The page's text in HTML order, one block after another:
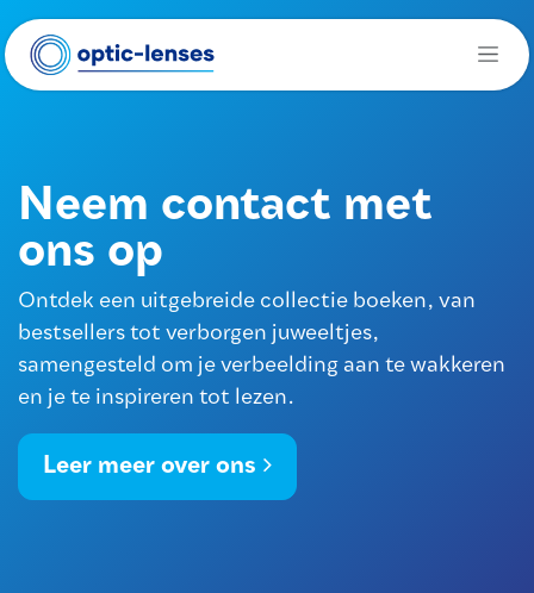
Neem contact met
ons op
Ontdek een uitgebreide collectie boeken, van
bestsellers tot verborgen juweeltjes,
samengesteld om je verbeelding aan te wakkeren
en je te inspireren tot lezen.
Leer meer over ons